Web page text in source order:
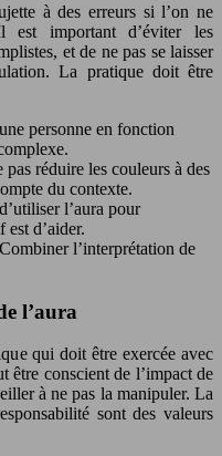
à des erreurs si l’on ne
est important d’éviter les
et de ne pas se laisser
La pratique doit être
personne en fonction
pas réduire les couleurs à des
du contexte.
l’aura pour
d’aider.
Combiner l’interprétation de
l’aura
qui doit être exercée avec
être conscient de l’impact de
à ne pas la manipuler. La
sont des valeurs